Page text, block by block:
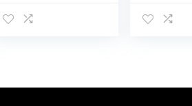
gootsteenvloeie
afvoer